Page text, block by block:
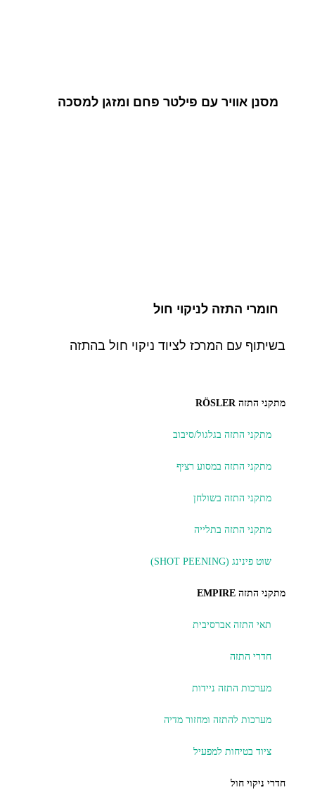
מסנן אוויר עם פילטר פחם ומזגן למסכה
חומרי התזה לניקוי חול
בשיתוף עם המרכז לציוד ניקוי חול בהתזה
מתקני התזה RÖSLER
מתקני התזה בגלגול/סיבוב
מתקני התזה במסוע רציף
מתקני התזה בשולחן
מתקני התזה בתלייה
שוט פינינג (SHOT PEENING)
מתקני התזה EMPIRE
תאי התזה אברסיבית
חדרי התזה
מערכות התזה ניידות
מערכות להתזה ומחזור מדיה
ציוד בטיחות למפעיל
חדרי ניקוי חול